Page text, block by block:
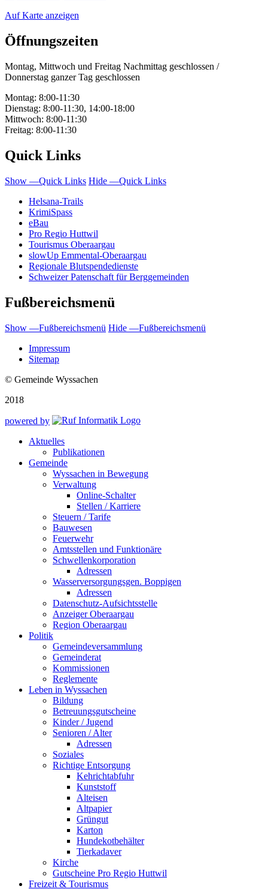
Auf Karte anzeigen
Öffnungszeiten
Montag, Mittwoch und Freitag Nachmittag geschlossen /
Donnerstag ganzer Tag geschlossen
Montag: 8:00-11:30
Dienstag: 8:00-11:30, 14:00-18:00
Mittwoch: 8:00-11:30
Freitag: 8:00-11:30
Quick Links
Show —Quick Links Hide —Quick Links
Helsana-Trails
KrimiSpass
eBau
Pro Regio Huttwil
Tourismus Oberaargau
slowUp Emmental-Oberaargau
Regionale Blutspendedienste
Schweizer Patenschaft für Berggemeinden
Fußbereichsmenü
Show —Fußbereichsmenü Hide —Fußbereichsmenü
Impressum
Sitemap
© Gemeinde Wyssachen
2018
powered by
Aktuelles
Publikationen
Gemeinde
Wyssachen in Bewegung
Verwaltung
Online-Schalter
Stellen / Karriere
Steuern / Tarife
Bauwesen
Feuerwehr
Amtsstellen und Funktionäre
Schwellenkorporation
Adressen
Wasserversorgungsgen. Boppigen
Adressen
Datenschutz-Aufsichtsstelle
Anzeiger Oberaargau
Region Oberaargau
Politik
Gemeindeversammlung
Gemeinderat
Kommissionen
Reglemente
Leben in Wyssachen
Bildung
Betreuungsgutscheine
Kinder / Jugend
Senioren / Alter
Adressen
Soziales
Richtige Entsorgung
Kehrichtabfuhr
Kunststoff
Alteisen
Altpapier
Grüngut
Karton
Hundekotbehälter
Tierkadaver
Kirche
Gutscheine Pro Regio Huttwil
Freizeit & Tourismus